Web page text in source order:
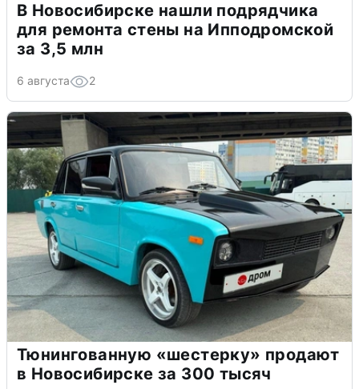
В Новосибирске нашли подрядчика
для ремонта стены на Ипподромской
за 3,5 млн
6 августа 2
Тюнингованную «шестерку» продают
в Новосибирске за 300 тысяч